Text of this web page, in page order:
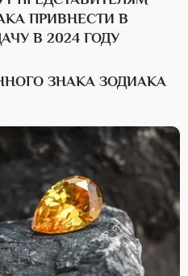
ПРИВНЕСТИ В
В 2024 ГОДУ
ЗНАКА ЗОДИАКА